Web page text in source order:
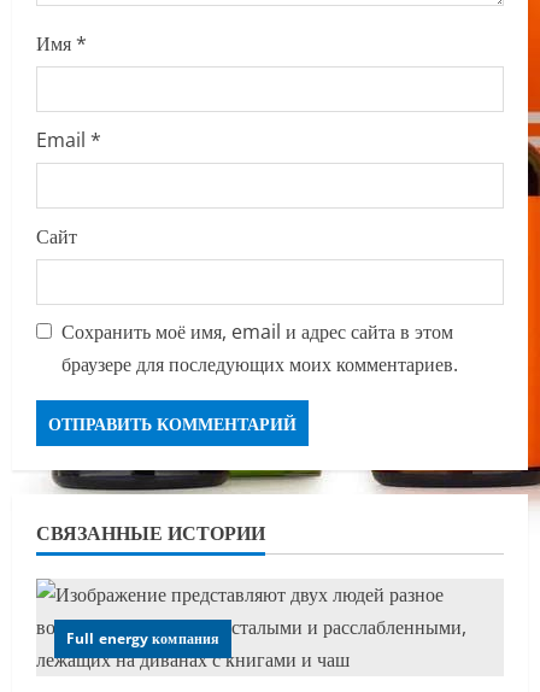
Имя*
Email *
Сайт
Сохранить моё имя, email и адрес сайта в этом
браузере для последующих моих комментариев.
СВЯЗАННЫЕ ИСТОРИИ
Full energy компания